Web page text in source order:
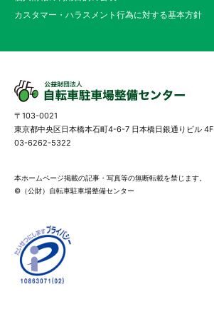
カスタマー・ハラスメント行為に対する基本方針
〒103-0021
東京都中央区日本橋本石町4-6-7 日本橋日銀通りビル 4F
03-6262-5322
本ホームページ掲載の記事・写真等の無断転載を禁じます。
©（公財）自転車駐車場整備センター